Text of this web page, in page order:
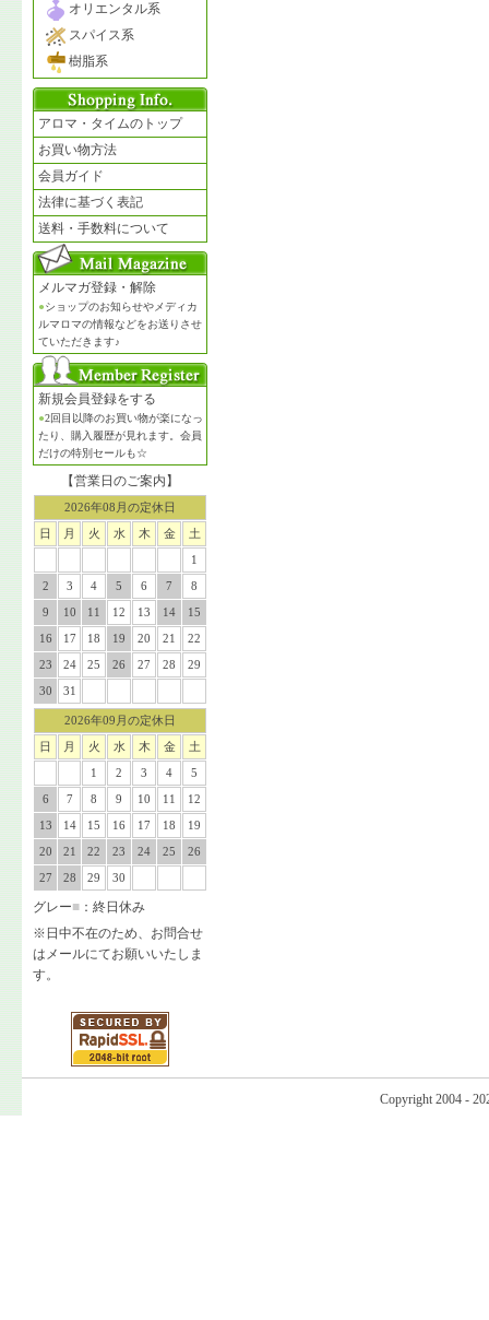
オリエンタル系
スパイス系
樹脂系
アロマ・タイムのトップ
お買い物方法
会員ガイド
法律に基づく表記
送料・手数料について
メルマガ登録・解除
●ショップのお知らせやメディカ
ルマロマの情報などをお送りさせ
ていただきます♪
新規会員登録をする
●2回目以降のお買い物が楽になっ
たり、購入履歴が見れます。会員
だけの特別セールも☆
【営業日のご案内】
2026年08月の定休日
日
月 火 水 木 金
土
1
2
3 4 5 6 7
8
9
10 11 12 13 14
15
16
17 18 19 20 21
22
23
24 25 26 27 28
29
30
31
2026年09月の定休日
日
月 火 水 木 金
土
1
2 3 4
5
6
7 8 9 10 11
12
13
14 15 16 17 18
19
20
21 22 23 24 25
26
27
28 29 30
グレー■ ：終日休み
※日中不在のため、お問合せ
はメールにてお願いいたしま
す。
Copyright 2004 -